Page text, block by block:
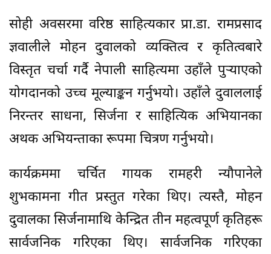
सोही अवसरमा वरिष्ठ साहित्यकार प्रा.डा. रामप्रसाद
ज्ञवालीले मोहन दुवालको व्यक्तित्व र कृतित्वबारे
विस्तृत चर्चा गर्दै नेपाली साहित्यमा उहाँले पुर्‍याएको
योगदानको उच्च मूल्याङ्कन गर्नुभयो। उहाँले दुवाललाई
निरन्तर साधना, सिर्जना र साहित्यिक अभियानका
अथक अभियन्ताका रूपमा चित्रण गर्नुभयो।
कार्यक्रममा चर्चित गायक रामहरी न्यौपानेले
शुभकामना गीत प्रस्तुत गरेका थिए। त्यस्तै, मोहन
दुवालका सिर्जनामाथि केन्द्रित तीन महत्वपूर्ण कृतिहरू
सार्वजनिक गरिएका थिए। सार्वजनिक गरिएका